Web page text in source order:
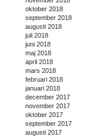
oktober 2018
september 2018
augusti 2018
juli 2018
juni 2018
maj 2018
april 2018
mars 2018
februari 2018
januari 2018
december 2017
november 2017
oktober 2017
september 2017
augusti 2017